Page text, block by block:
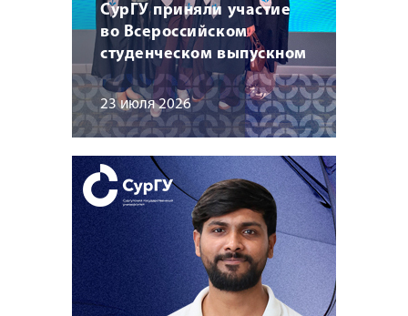
СурГУ приняли участие
во Всероссийском
студенческом выпускном
23 июля 2026